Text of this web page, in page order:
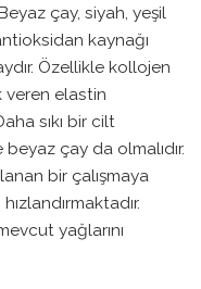
çay, siyah, yeşil
kaynağı
Özellikle kollojen
veren elastin
sıkı bir cilt
çay da olmalıdır.
bir çalışmaya
yağlarını